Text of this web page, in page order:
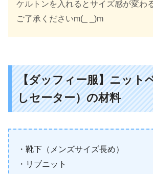
ケルトンを入れるとサイズ感が変わ
ご了承くださいm(_ _)m
【ダッフィー服】ニット
しセーター）の材料
・靴下（メンズサイズ長め）
・リブニット